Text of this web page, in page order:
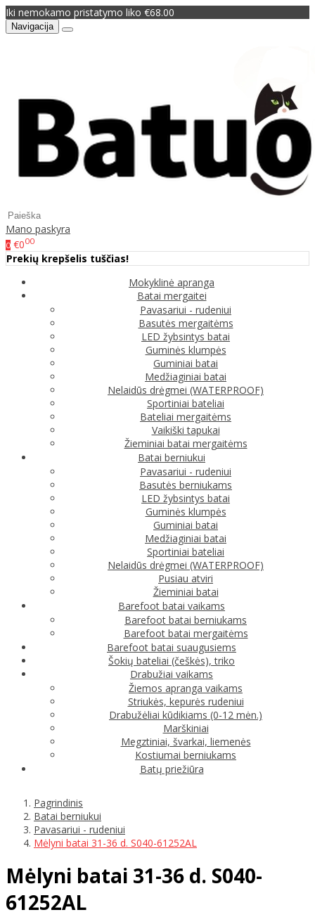
Iki nemokamo pristatymo liko €68.00
Navigacija
Mano paskyra
0 €000
Prekių krepšelis tuščias!
Mokyklinė apranga
Batai mergaitei
Pavasariui - rudeniui
Basutės mergaitėms
LED žybsintys batai
Guminės klumpės
Guminiai batai
Medžiaginiai batai
Nelaidūs drėgmei (WATERPROOF)
Sportiniai bateliai
Bateliai mergaitėms
Vaikiški tapukai
Žieminiai batai mergaitėms
Batai berniukui
Pavasariui - rudeniui
Basutės berniukams
LED žybsintys batai
Guminės klumpės
Guminiai batai
Medžiaginiai batai
Sportiniai bateliai
Nelaidūs drėgmei (WATERPROOF)
Pusiau atviri
Žieminiai batai
Barefoot batai vaikams
Barefoot batai berniukams
Barefoot batai mergaitėms
Barefoot batai suaugusiems
Šokių bateliai (češkės), triko
Drabužiai vaikams
Žiemos apranga vaikams
Striukės, kepurės rudeniui
Drabužėliai kūdikiams (0-12 mėn.)
Marškiniai
Megztiniai, švarkai, liemenės
Kostiumai berniukams
Batų priežiūra
Pagrindinis
Batai berniukui
Pavasariui - rudeniui
Mėlyni batai 31-36 d. S040-61252AL
Mėlyni batai 31-36 d. S040-
61252AL